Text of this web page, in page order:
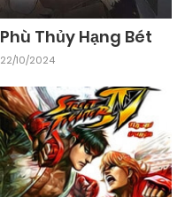
Phù Thủy Hạng Bét
22/10/2024